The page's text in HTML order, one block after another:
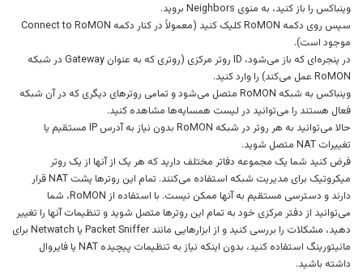
وینباکس را باز کنید، به منوی Neighbors بروید.
سپس روی دکمه RoMON کلیک کنید (معمولاً در کنار دکمه Connect to RoMON
موجود است).
در پنجره‌ای که باز می‌شود، ID روتر مرکزی (روتری که به عنوان Gateway در شبکه
RoMON عمل می‌کند) را وارد کنید.
وینباکس به شبکه RoMON متصل می‌شود و تمامی روترهای دیگری که در آن شبکه
فعال هستند را می‌توانید در لیست همسایه‌ها مشاهده کنید.
حالا می‌توانید به هر روتر در شبکه RoMON بدون نیاز به آدرس IP مستقیم یا
تغییرات NAT متصل شوید.
فرض کنید شما یک مجموعه دفاتر مختلف دارید که هر یک از آنها از یک روتر
میکروتیک برای مدیریت شبکه استفاده می‌کنند. تمام این روترها پشت NAT قرار
دارند و دسترسی مستقیم به آنها ممکن نیست. با استفاده از RoMON، شما
می‌توانید از دفتر مرکزی خود به تمام این روترها متصل شوید و تنظیمات آنها را تغییر
دهید، مشکلات را بررسی کنید و از ابزارهایی مانند Packet Sniffer یا Netwatch برای
مانیتورینگ استفاده کنید، بدون اینکه نیاز به تنظیمات پیچیده NAT یا فایروال
داشته باشید.